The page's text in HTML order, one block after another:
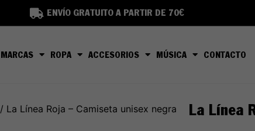
ENVÍO GRATUITO A PARTIR DE 70€
MARCAS ROPA ACCESORIOS MÚSICA CONTACTO
/ La Línea Roja – Camiseta unisex negra La Línea